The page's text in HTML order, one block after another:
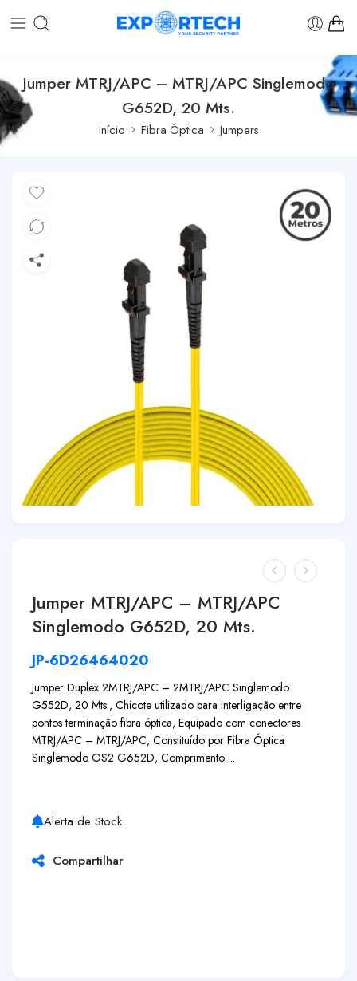
Jumper MTRJ/APC – MTRJ/APC Singlemodo
G652D, 20 Mts.
Início Fibra Óptica Jumpers
Jumper MTRJ/APC – MTRJ/APC
Singlemodo G652D, 20 Mts.
JP-6D26464020
Jumper Duplex 2MTRJ/APC – 2MTRJ/APC Singlemodo
G552D, 20 Mts., Chicote utilizado para interligação entre
pontos terminação fibra óptica, Equipado com conectores
MTRJ/APC – MTRJ/APC, Constituído por Fibra Óptica
Singlemodo OS2 G652D, Comprimento ...
Alerta de Stock
Compartilhar